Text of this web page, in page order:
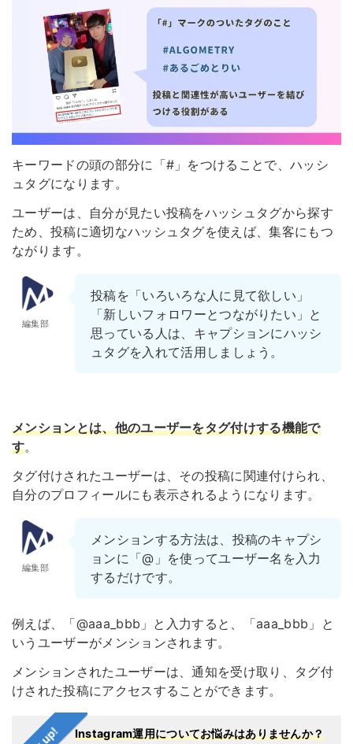
キーワードの頭の部分に「#」をつけることで、ハッシ
ュタグになります。
ユーザーは、自分が見たい投稿をハッシュタグから探す
ため、投稿に適切なハッシュタグを使えば、集客にもつ
ながります。
編集部
投稿を「いろいろな人に見て欲しい」
「新しいフォロワーとつながりたい」と
思っている人は、キャプションにハッシ
ュタグを入れて活用しましょう。
メンションとは、他のユーザーをタグ付けする機能で
す。
タグ付けされたユーザーは、その投稿に関連付けられ、
自分のプロフィールにも表示されるようになります。
編集部
メンションする方法は、投稿のキャプシ
ョンに「@」を使ってユーザー名を入力
するだけです。
例えば、「@aaa_bbb」と入力すると、「aaa_bbb」と
いうユーザーがメンションされます。
メンションされたユーザーは、通知を受け取り、タグ付
けされた投稿にアクセスすることができます。
Instagram運用についてお悩みはありませんか？